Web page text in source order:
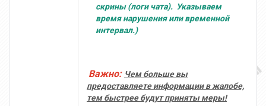
скрины (логи чата). Указываем
время нарушения или временной
интервал.)
Важно: Чем больше вы
предоставляете информации в жалобе,
тем быстрее будут приняты меры!